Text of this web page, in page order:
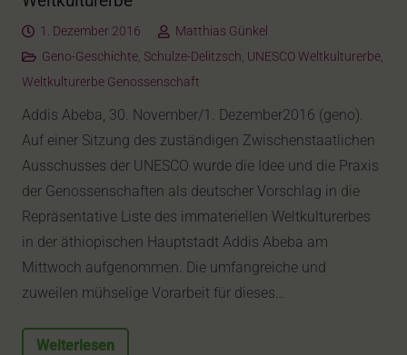
1. Dezember 2016
Matthias Günkel
Geno-Geschichte, Schulze-Delitzsch, UNESCO Weltkulturerbe,
Weltkulturerbe Genossenschaft
Addis Abeba, 30. November/1. Dezember2016 (geno).
Auf einer Sitzung des zuständigen Zwischenstaatlichen
Ausschusses der UNESCO wurde die Idee und die Praxis
der Genossenschaften als deutscher Vorschlag in die
Repräsentative Liste des immateriellen Weltkulturerbes
in der äthiopischen Hauptstadt Addis Abeba am
Mittwoch aufgenommen. Die umfangreiche und
zuweilen mühselige Vorarbeit für dieses…
Weiterlesen